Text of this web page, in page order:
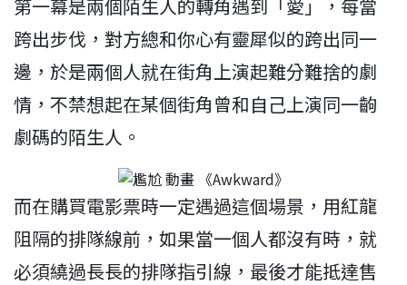
第一幕是兩個陌生人的轉角遇到「愛」，每當
跨出步伐，對方總和你心有靈犀似的跨出同一
邊，於是兩個人就在街角上演起難分難捨的劇
情，不禁想起在某個街角曾和自己上演同一齣
劇碼的陌生人。
而在購買電影票時一定遇過這個場景，用紅龍
阻隔的排隊線前，如果當一個人都沒有時，就
必須繞過長長的排隊指引線，最後才能抵達售